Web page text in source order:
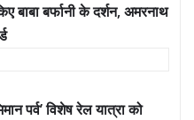
बाबा बर्फानी के दर्शन, अमरनाथ
पर्व’ विशेष रेल यात्रा को